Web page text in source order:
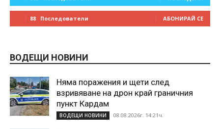
88 Последователи АБОНИРАЙ СЕ
ВОДЕЩИ НОВИНИ
Няма поражения и щети след
взривяване на дрон край граничния
пункт Кардам
ВОДЕЩИ НОВИНИ 08.08.2026г. 14:21ч.